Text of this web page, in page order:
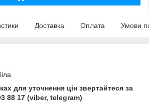
Доставка Оплата Умови
для уточнення цін звертайтеся за
88 17 (viber, telegram)